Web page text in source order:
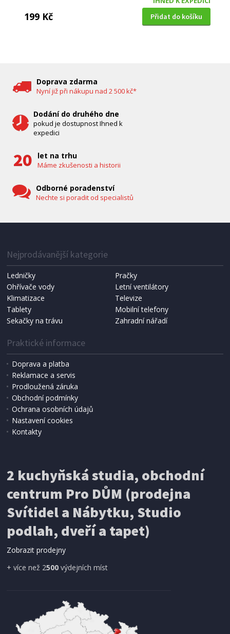
199 Kč Přidat do košíku
NÁHRADNÍ SÁČKY DO VYSAVAČE
Koma KRA-SB02S (Multi Bag, S-BAG SMS)
199 Kč Přidat do košíku
SÍŤ PROTI HMYZU
ProGarden KO-CY5910600 Síť proti hmyzu do
dveří magnetická 210 x 100 cm
Doprava zdarma
Nyní již při nákupu nad 2 500 kč*
Dodání do druhého dne
pokud je dostupnost Ihned k
expedici
let na trhu
Máme zkušenosti a historii
Odborné poradenství
Nechte si poradit od specialistů
Nejprodávanější kategorie
Ledničky
Pračky
Ohřívače vody
Letní ventilátory
Klimatizace
Televize
Tablety
Mobilní telefony
Sekačky na trávu
Zahradní nářadí
Praktické informace
Doprava a platba
Reklamace a servis
Prodloužená záruka
Obchodní podmínky
Ochrana osobních údajů
Nastavení cookies
Kontakty
2 kuchyňská studia, obchodní
centrum Pro DŮM (prodejna
Svítidel a Nábytku, Studio
podlah, dveří a tapet)
Zobrazit prodejny
+ více než 2500 výdejních míst